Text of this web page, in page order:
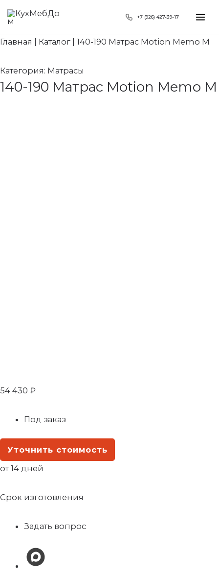
Перейти
содержимому
+7 (926) 427-39-17
Главная Каталог 140-190 Матрас Motion Memo M
Категория: Матрасы
140-190 Матрас Motion Memo M
54 430 ₽
Под заказ
Уточнить стоимость
от 14 дней
Срок изготовления
Задать вопрос
Search...